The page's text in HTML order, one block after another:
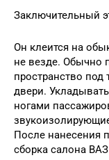
Заключительный
Он клеится на
не везде. Обычно
пространство под
двери.
ногами
После нанесения
сборка салона ВАЗ